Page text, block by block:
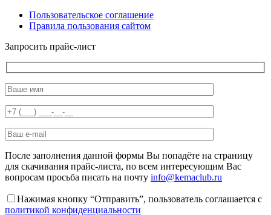
Пользовательское соглашение
Правила пользования сайтом
Запросить прайс-лист
После заполнения данной формы Вы попадёте на страницу
для скачивания прайс-листа, по всем интересующим Вас
вопросам просьба писать на почту info@kemaclub.ru
Нажимая кнопку “Отправить”, пользователь соглашается с
политикой конфиденциальности